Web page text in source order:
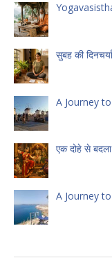
सुबह की
A Journey
एक दोहे से
A Journey